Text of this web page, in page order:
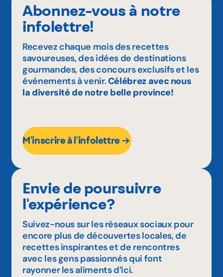
Abonnez-vous à notre
infolettre!
Recevez chaque mois des recettes
savoureuses, des idées de destinations
gourmandes, des concours exclusifs et les
événements à venir.Célébrez avec nous
la diversité de notre belle province!
M'inscrire à l'infolettre
Envie de poursuivre
l'expérience?
Suivez-nous sur les réseaux sociaux pour
encore plus de découvertes locales, de
recettes inspirantes et de rencontres
avec les gens passionnés qui font
rayonner les aliments d’ici.